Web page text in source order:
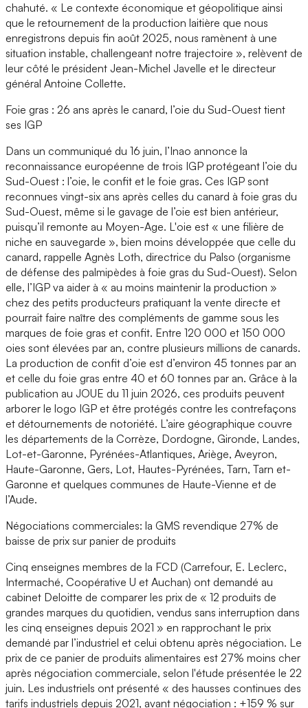
chahuté. « Le contexte économique et géopolitique ainsi
que le retournement de la production laitière que nous
enregistrons depuis fin août 2025, nous ramènent à une
situation instable, challengeant notre trajectoire », relèvent de
leur côté le président Jean-Michel Javelle et le directeur
général Antoine Collette.
Foie gras : 26 ans après le canard, l’oie du Sud-Ouest tient
ses IGP
Dans un communiqué du 16 juin, l’Inao annonce la
reconnaissance européenne de trois IGP protégeant l’oie du
Sud-Ouest : l’oie, le confit et le foie gras. Ces IGP sont
reconnues vingt-six ans après celles du canard à foie gras du
Sud-Ouest, même si le gavage de l’oie est bien antérieur,
puisqu’il remonte au Moyen-Age. L'oie est « une filière de
niche en sauvegarde », bien moins développée que celle du
canard, rappelle Agnès Loth, directrice du Palso (organisme
de défense des palmipèdes à foie gras du Sud-Ouest). Selon
elle, l’IGP va aider à « au moins maintenir la production »
chez des petits producteurs pratiquant la vente directe et
pourrait faire naître des compléments de gamme sous les
marques de foie gras et confit. Entre 120 000 et 150 000
oies sont élevées par an, contre plusieurs millions de canards.
La production de confit d’oie est d’environ 45 tonnes par an
et celle du foie gras entre 40 et 60 tonnes par an. Grâce à la
publication au JOUE du 11 juin 2026, ces produits peuvent
arborer le logo IGP et être protégés contre les contrefaçons
et détournements de notoriété. L’aire géographique couvre
les départements de la Corrèze, Dordogne, Gironde, Landes,
Lot-et-Garonne, Pyrénées-Atlantiques, Ariège, Aveyron,
Haute-Garonne, Gers, Lot, Hautes-Pyrénées, Tarn, Tarn et-
Garonne et quelques communes de Haute-Vienne et de
l’Aude.
Négociations commerciales: la GMS revendique 27% de
baisse de prix sur panier de produits
Cinq enseignes membres de la FCD (Carrefour, E. Leclerc,
Intermaché, Coopérative U et Auchan) ont demandé au
cabinet Deloitte de comparer les prix de « 12 produits de
grandes marques du quotidien, vendus sans interruption dans
les cinq enseignes depuis 2021 » en rapprochant le prix
demandé par l’industriel et celui obtenu après négociation. Le
prix de ce panier de produits alimentaires est 27% moins cher
après négociation commerciale, selon l'étude présentée le 22
juin. Les industriels ont présenté « des hausses continues des
tarifs industriels depuis 2021, avant négociation : +159 % sur